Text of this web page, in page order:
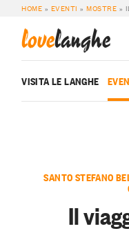
HOME » EVENTI »MOSTRE »
lovelanghe
VISITA LE LANGHE
SANTO STEFANO
Il